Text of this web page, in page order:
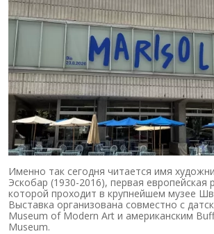
Именно так сегодня читается имя
Эскобар (1930-2016), первая европейская
которой проходит в крупнейшем музее
Выставка организована совместно с
Museum of Modern Art и американским
Museum.